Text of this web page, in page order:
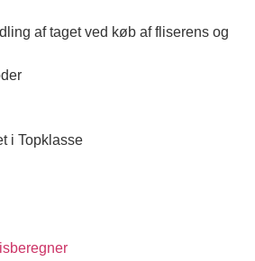
af taget ved køb af fliserens og
i Topklasse